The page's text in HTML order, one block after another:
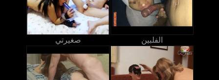
صغيرتي الفلبين